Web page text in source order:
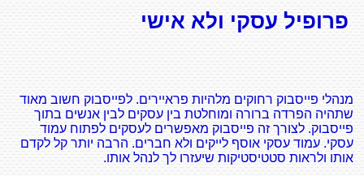
פרופיל עסקי ולא אישי
מנהלי פייסבוק רחוקים מלהיות פראיירים. לפייסבוק חשוב מאוד
שתהיה הפרדה ברורה ומוחלטת בין עסקים לבין אנשים בתוך
פייסבוק. לצורך זה פייסבוק מאפשרים לעסקים לפתוח עמוד
עסקי. עמוד עסקי אוסף לייקים ולא חברים. הרבה יותר קל לקדם
אותו ולראות סטטיסטיקות שיעזרו לך לנהל אותו.